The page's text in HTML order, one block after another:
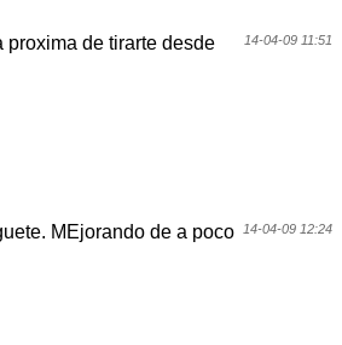
14-04-09 11:51
proxima de tirarte desde
14-04-09 12:24
MEjorando de a poco